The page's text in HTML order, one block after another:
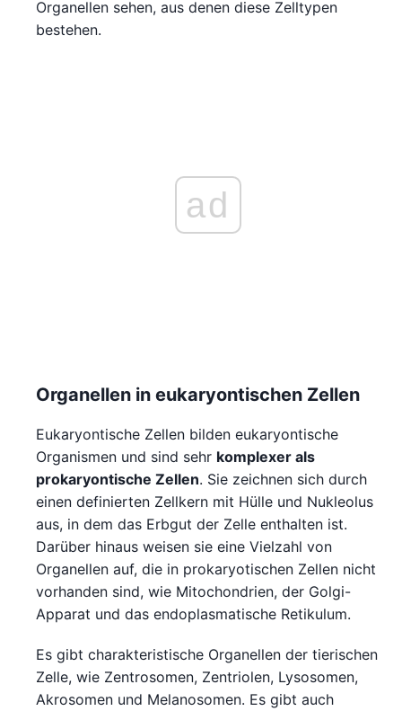
Organellen sehen, aus denen diese Zelltypen
bestehen.
ad
Organellen in eukaryontischen Zellen
Eukaryontische Zellen bilden eukaryontische
Organismen und sind sehr komplexer als
prokaryontische Zellen. Sie zeichnen sich durch
einen definierten Zellkern mit Hülle und Nukleolus
aus, in dem das Erbgut der Zelle enthalten ist.
Darüber hinaus weisen sie eine Vielzahl von
Organellen auf, die in prokaryotischen Zellen nicht
vorhanden sind, wie Mitochondrien, der Golgi-
Apparat und das endoplasmatische Retikulum.
Es gibt charakteristische Organellen der tierischen
Zelle, wie Zentrosomen, Zentriolen, Lysosomen,
Akrosomen und Melanosomen. Es gibt auch